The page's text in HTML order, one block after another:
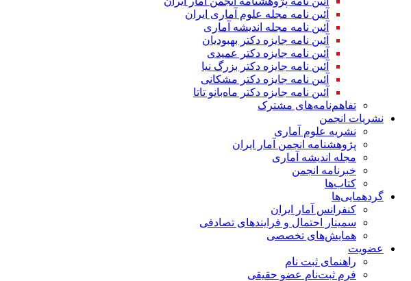
آئین نامه مجله علوم آماری ایران
آئین نامه مجله اندیشه آماری
آئین‌ نامه جایزه دکتر بهبودیان
آئین نامه جایزه دکتر عمیدی
آئین نامه جایزه دکتر بزرگ نیا
آئین نامه جایزه دکتر مشکانی
آئین نامه جایزه دکتر ماه‌بانو تاتا
تفاهم‌نامه‌های مشترک
نشریات انجمن
نشریه علوم آماری
پژوهشنامه انجمن آمار ایران
مجله اندیشه آماری
خبرنامه انجمن
کتاب‌ها
گردهمایی‌ها
کنفرانس آمار ایران
سمینار احتمال و فرایندهای تصادفی
همایش‌های تخصصی
عضویت
راهنمای ثبت نام
فرم ثبت‌نام عضو حقیقی